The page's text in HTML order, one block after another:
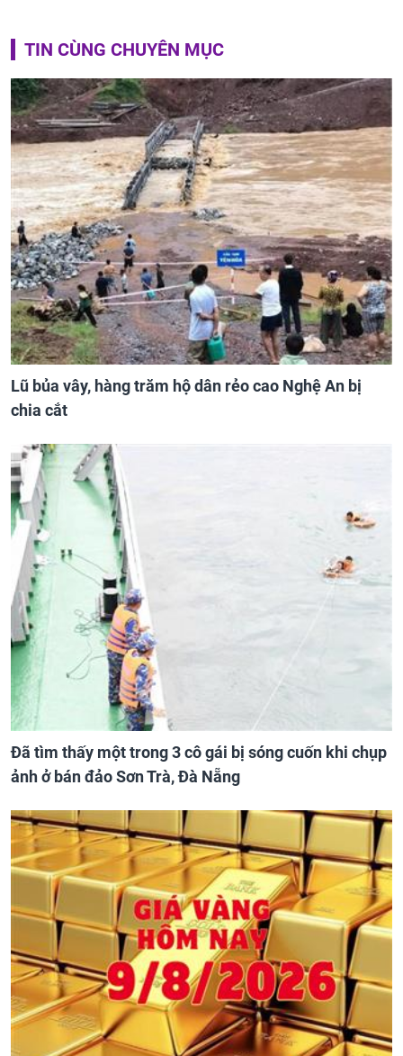
TIN CÙNG CHUYÊN MỤC
Lũ bủa vây, hàng trăm hộ dân rẻo cao Nghệ An bị
chia cắt
Đã tìm thấy một trong 3 cô gái bị sóng cuốn khi chụp
ảnh ở bán đảo Sơn Trà, Đà Nẵng